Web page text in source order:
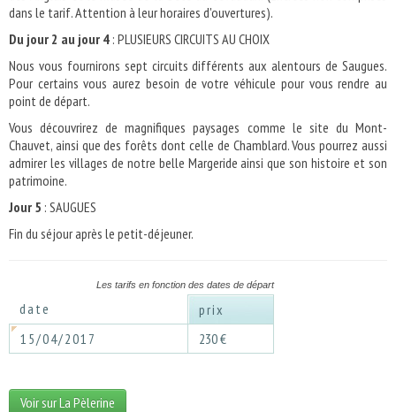
dans le tarif. Attention à leur horaires d'ouvertures).
Du jour 2 au jour 4 : PLUSIEURS CIRCUITS AU CHOIX
Nous vous fournirons sept circuits différents aux alentours de Saugues.
Pour certains vous aurez besoin de votre véhicule pour vous rendre au
point de départ.
Vous découvrirez de magnifiques paysages comme le site du Mont-
Chauvet, ainsi que des forêts dont celle de Chamblard. Vous pourrez aussi
admirer les villages de notre belle Margeride ainsi que son histoire et son
patrimoine.
Jour 5 : SAUGUES
Fin du séjour après le petit-déjeuner.
Les tarifs en fonction des dates de départ
date
prix
15/04/2017
230 €
Voir sur La Pèlerine